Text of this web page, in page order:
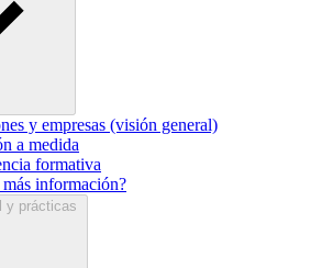
y empresas (visión general)
a medida
formativa
más información?
y prácticas